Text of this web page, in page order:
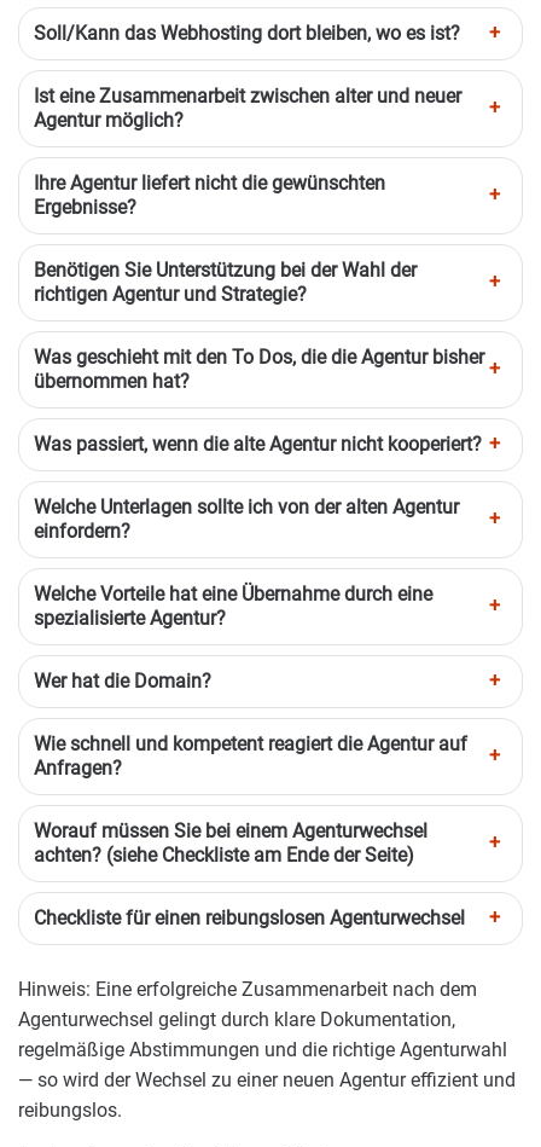
Soll/Kann das Webhosting dort bleiben, wo es ist?
Ist eine Zusammenarbeit zwischen alter und neuer
Agentur möglich?
Ihre Agentur liefert nicht die gewünschten
Ergebnisse?
Benötigen Sie Unterstützung bei der Wahl der
richtigen Agentur und Strategie?
Was geschieht mit den To Dos, die die Agentur bisher
übernommen hat?
Was passiert, wenn die alte Agentur nicht kooperiert?
Welche Unterlagen sollte ich von der alten Agentur
einfordern?
Welche Vorteile hat eine Übernahme durch eine
spezialisierte Agentur?
Wer hat die Domain?
Wie schnell und kompetent reagiert die Agentur auf
Anfragen?
Worauf müssen Sie bei einem Agenturwechsel
achten? (siehe Checkliste am Ende der Seite)
Checkliste für einen reibungslosen Agenturwechsel
Hinweis: Eine erfolgreiche Zusammenarbeit nach dem
Agenturwechsel gelingt durch klare Dokumentation,
regelmäßige Abstimmungen und die richtige Agenturwahl
— so wird der Wechsel zu einer neuen Agentur effizient und
reibungslos.